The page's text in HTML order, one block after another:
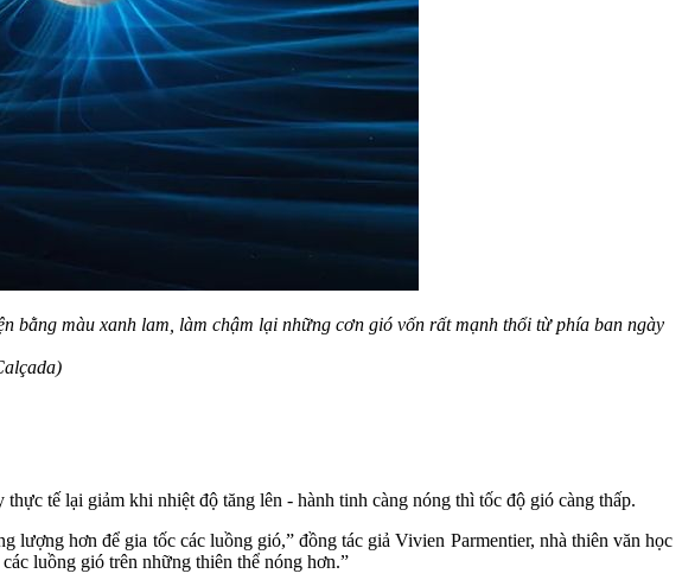
bằng màu xanh lam, làm chậm lại những cơn gió vốn rất mạnh thổi từ phía ban ngày
tế lại giảm khi nhiệt độ tăng lên - hành tinh càng nóng thì tốc độ gió càng thấp.
hơn để gia tốc các luồng gió,” đồng tác giả Vivien Parmentier, nhà thiên văn học
luồng gió trên những thiên thể nóng hơn.”